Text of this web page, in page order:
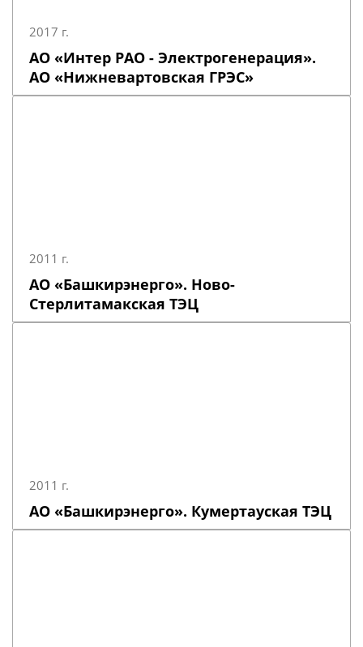
2017 г.
АО «Интер РАО - Электрогенерация».
АО «Нижневартовская ГРЭС»
2011 г.
АО «Башкирэнерго». Ново-
Стерлитамакская ТЭЦ
2011 г.
АО «Башкирэнерго». Кумертауская ТЭЦ